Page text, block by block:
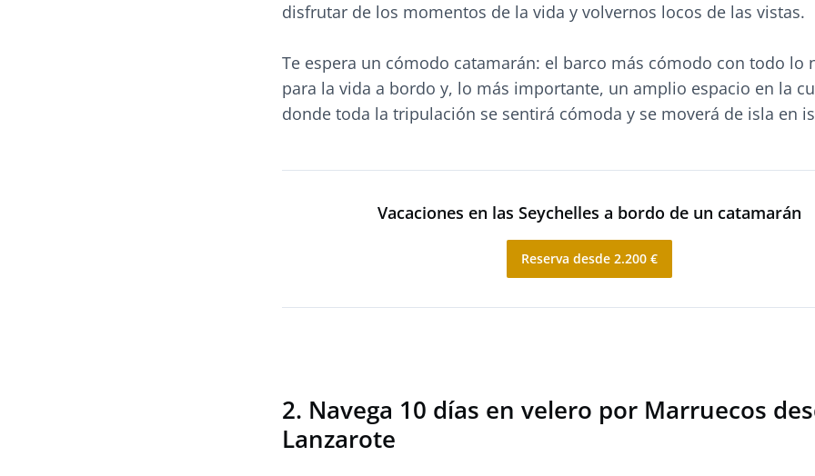
disfrutar de los momentos de la vida y volvernos locos de las vistas.
Te espera un cómodo catamarán: el barco más cómodo con todo lo
para la vida a bordo y, lo más importante, un amplio espacio en la
donde toda la tripulación se sentirá cómoda y se moverá de isla en
Vacaciones en las Seychelles a bordo de un catamarán
Reserva desde 2.200 €
2. Navega 10 días en velero por Marruecos
Lanzarote